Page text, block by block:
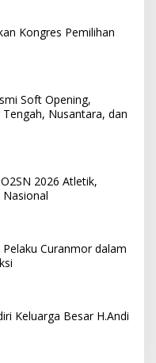
Kongres Pemilihan
Soft Opening,
Nusantara, dan
2026 Atletik,
Curanmor dalam
Keluarga Besar H.Andi